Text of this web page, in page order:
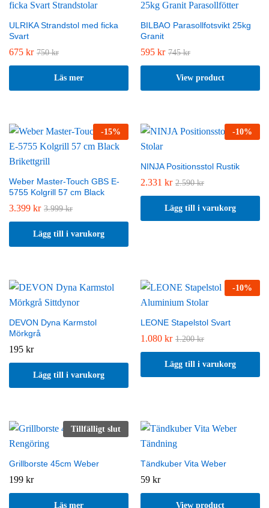
ULRIKA Strandstol med ficka
Svart
675 kr 750kr
Läs mer
BILBAO Parasollfotsvikt 25kg
Granit
595 kr 745kr
View product
-15%
Weber Master-Touch GBS E-
5755 Kolgrill 57 cm Black
3.399 kr 3.999kr
Lägg till i varukorg
-10%
NINJA Positionsstol Rustik
2.331 kr 2.590kr
Lägg till i varukorg
DEVON Dyna Karmstol
Mörkgrå
195 kr
Lägg till i varukorg
-10%
LEONE Stapelstol Svart
1.080 kr 1.200kr
Lägg till i varukorg
Tillfälligt slut
Grillborste 45cm Weber
199 kr
Läs mer
Tändkuber Vita Weber
59 kr
View product